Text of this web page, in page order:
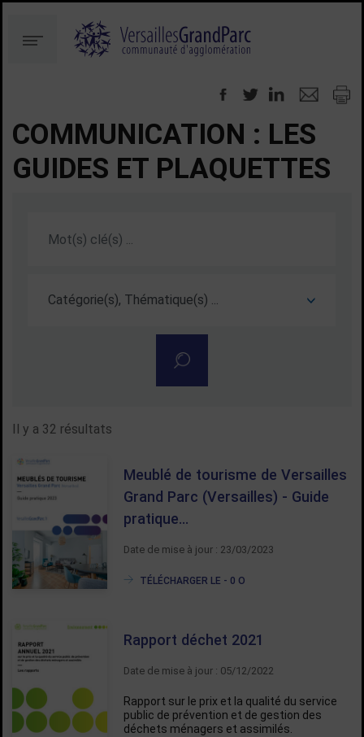
au
contenu
à
Menu
COMMUNICATION : LES
GUIDES ET PLAQUETTES
Rechercher dans la gestion
Il y a 32 résultats
Meublé de tourisme de Versailles
Grand Parc (Versailles) - Guide
pratique…
Date de mise à jour : 23/03/2023
TÉLÉCHARGER LE - 0 O
Rapport déchet 2021
Date de mise à jour : 05/12/2022
Rapport sur le prix et la qualité du service
public de prévention et de gestion des
déchets ménagers et assimilés.